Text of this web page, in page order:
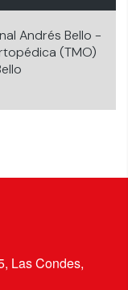
Andrés Bello -
(TMO)
Las Condes,